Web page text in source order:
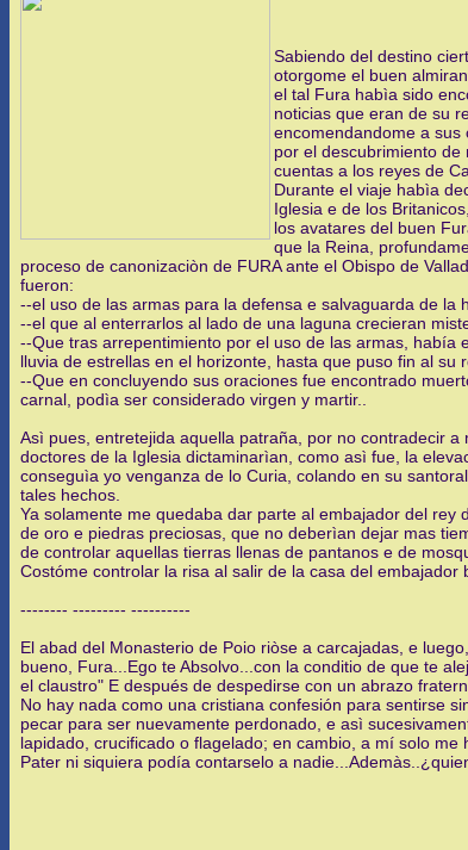
Sabiendo del destino
otorgome el buen
el tal Fura habìa sido
noticias que eran de su
encomendandome a
por el descubrimiento
cuentas a los reyes de
Durante el viaje habìa
Iglesia e de los
los avatares del buen
que la Reina,
proceso de canonizaciòn de FURA ante el Obispo de
fueron:
--el uso de las armas para la defensa e salvaguarda de
--el que al enterrarlos al lado de una laguna crecieran
--Que tras arrepentimiento por el uso de las armas,
lluvia de estrellas en el horizonte, hasta que puso fin al su
--Que en concluyendo sus oraciones fue encontrado
carnal, podìa ser considerado virgen y martir..
Asì pues, entretejida aquella patraña, por no contradecir
doctores de la Iglesia dictaminarìan, como asì fue, la
conseguìa yo venganza de lo Curia, colando en su
tales hechos.
Ya solamente me quedaba dar parte al embajador del
de oro e piedras preciosas, que no deberìan dejar mas
de controlar aquellas tierras llenas de pantanos e de
Costóme controlar la risa al salir de la casa del
-------- --------- ----------
El abad del Monasterio de Poio riòse a carcajadas, e
bueno, Fura...Ego te Absolvo...con la conditio de que te
el claustro" E después de despedirse con un abrazo
No hay nada como una cristiana confesión para sentirse
pecar para ser nuevamente perdonado, e asì
lapidado, crucificado o flagelado; en cambio, a mí solo
Pater ni siquiera podía contarselo a